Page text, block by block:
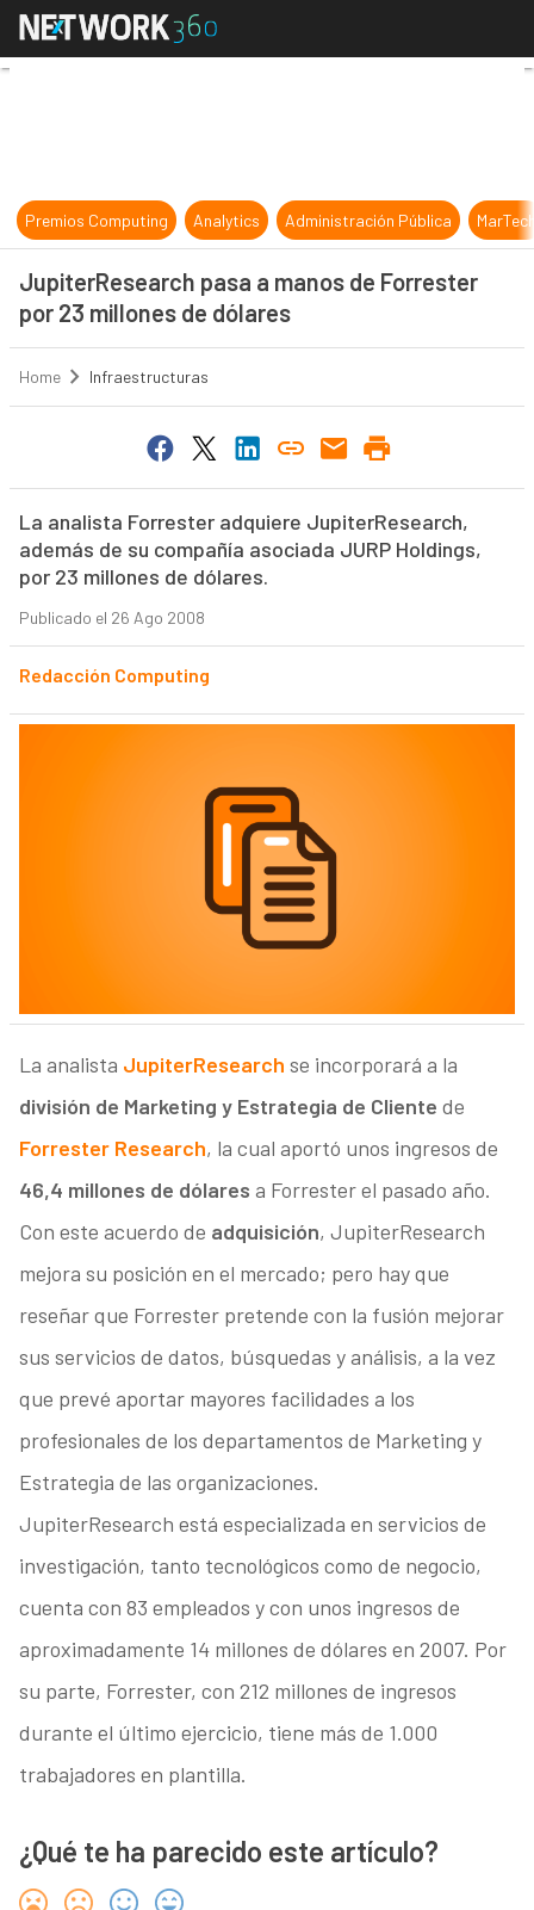
JupiterResearch pasa a manos
Premios Computing Analytics Administración Pública
JupiterResearch pasa a manos de Forrester
por 23 millones de dólares
Home Infraestructuras
La analista Forrester adquiere JupiterResearch,
además de su compañía asociada JURP Holdings,
por 23 millones de dólares.
Publicado el 26 Ago 2008
Redacción Computing
La analista JupiterResearch se incorporará a la
división de Marketing y Estrategia de Cliente de
Forrester Research, la cual aportó unos ingresos de
46,4 millones de dólares a Forrester el pasado año.
Con este acuerdo de adquisición, JupiterResearch
mejora su posición en el mercado; pero hay que
reseñar que Forrester pretende con la fusión mejorar
sus servicios de datos, búsquedas y análisis, a la vez
que prevé aportar mayores facilidades a los
profesionales de los departamentos de Marketing y
Estrategia de las organizaciones.
JupiterResearch está especializada en servicios de
investigación, tanto tecnológicos como de negocio,
cuenta con 83 empleados y con unos ingresos de
aproximadamente 14 millones de dólares en 2007. Por
su parte, Forrester, con 212 millones de ingresos
durante el último ejercicio, tiene más de 1.000
trabajadores en plantilla.
¿Qué te ha parecido este artículo?